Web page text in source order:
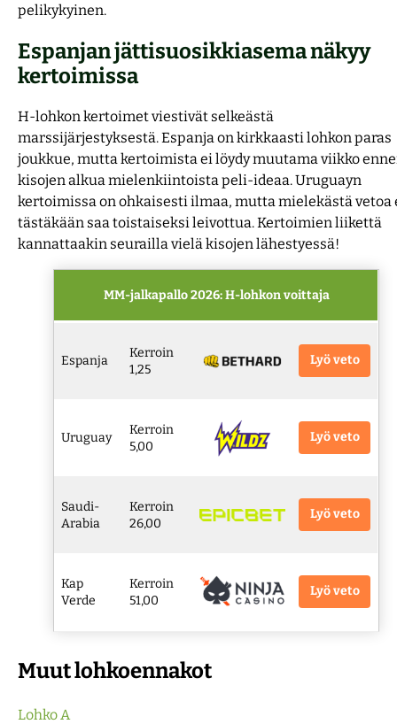
pelikykyinen.
Espanjan jättisuosikkiasema näkyy
kertoimissa
H-lohkon kertoimet viestivät selkeästä
marssijärjestyksestä. Espanja on kirkkaasti lohkon paras
joukkue, mutta kertoimista ei löydy muutama viikko
kisojen alkua mielenkiintoista peli-ideaa. Uruguayn
kertoimissa on ohkaisesti ilmaa, mutta mielekästä vetoa
tästäkään saa toistaiseksi leivottua. Kertoimien liikettä
kannattaakin seurailla vielä kisojen lähestyessä!
MM-jalkapallo 2026: H-lohkon voittaja
Espanja
Kerroin
1,25
Lyö veto
Uruguay
Kerroin
5,00
Lyö veto
Saudi-
Arabia
Kerroin
26,00
Lyö veto
Kap
Verde
Kerroin
51,00
Lyö veto
Muut lohkoennakot
Lohko A